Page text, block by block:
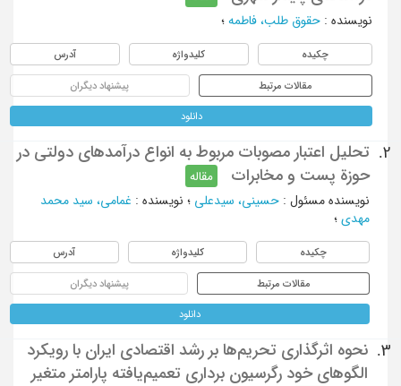
نویسنده: حقوق طلب، فاطمه؛
چکیده کلیدواژه آدرس
مقالات مرتبط پیشنهاد دیگران
دانلود
2.
تحلیل اعتبار مصوبات مربوط به انواع درآمدهای دولتی در
حوزة پست و مخابرات
مقاله
نویسنده مسئول : حسینی، سیدعلی ؛ نویسنده: غمامی، سید محمد
مهدی؛
چکیده کلیدواژه آدرس
مقالات مرتبط پیشنهاد دیگران
دانلود
3.
نحوه اثر‌گذاری تحریم‌ها بر رشد اقتصادی ایران با رویکرد
الگو‌های خود رگرسیون برداری تعمیم‌یافته پارامتر متغیر